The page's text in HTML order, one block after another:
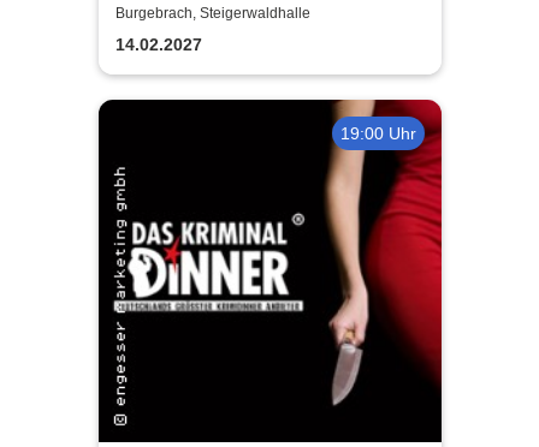
weider
Burgebrach, Steigerwaldhalle
14.02.2027
19:00 Uhr